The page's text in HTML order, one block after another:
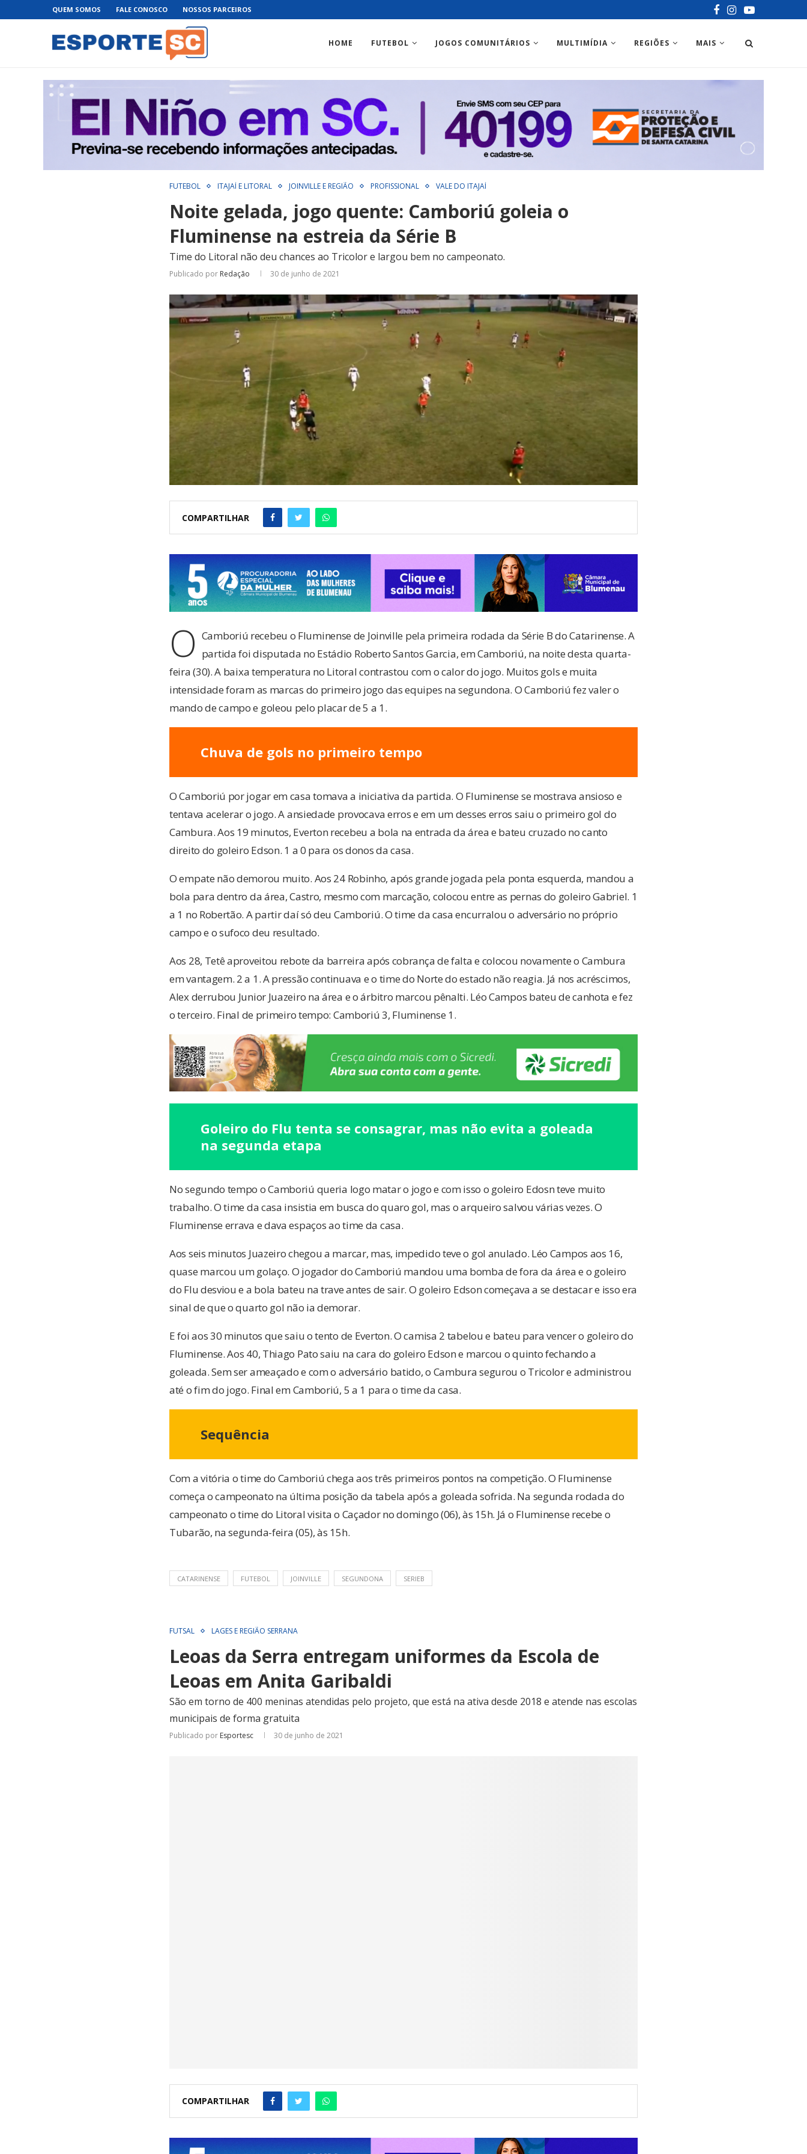
QUEM SOMOS FALE CONOSCO NOSSOS PARCEIROS
HOME FUTEBOL JOGOS COMUNITÁRIOS MULTIMÍDIA REGIÕES MAIS
FUTEBOL ITAJAÍ E LITORAL JOINVILLE E REGIÃO PROFISSIONAL VALE DO ITAJAÍ
Noite gelada, jogo quente: Camboriú goleia o
Fluminense na estreia da Série B
Time do Litoral não deu chances ao Tricolor e largou bem no campeonato.
Publicado por Redação 30 de junho de 2021
COMPARTILHAR
O Camboriú recebeu o Fluminense de Joinville pela primeira rodada da Série B do Catarinense. A
partida foi disputada no Estádio Roberto Santos Garcia, em Camboriú, na noite desta quarta-
feira (30). A baixa temperatura no Litoral contrastou com o calor do jogo. Muitos gols e muita
intensidade foram as marcas do primeiro jogo das equipes na segundona. O Camboriú fez valer o
mando de campo e goleou pelo placar de 5 a 1.
Chuva de gols no primeiro tempo
O Camboriú por jogar em casa tomava a iniciativa da partida. O Fluminense se mostrava ansioso e
tentava acelerar o jogo. A ansiedade provocava erros e em um desses erros saiu o primeiro gol do
Cambura. Aos 19 minutos, Everton recebeu a bola na entrada da área e bateu cruzado no canto
direito do goleiro Edson. 1 a 0 para os donos da casa.
O empate não demorou muito. Aos 24 Robinho, após grande jogada pela ponta esquerda, mandou a
bola para dentro da área, Castro, mesmo com marcação, colocou entre as pernas do goleiro Gabriel. 1
a 1 no Robertão. A partir daí só deu Camboriú. O time da casa encurralou o adversário no próprio
campo e o sufoco deu resultado.
Aos 28, Tetê aproveitou rebote da barreira após cobrança de falta e colocou novamente o Cambura
em vantagem. 2 a 1. A pressão continuava e o time do Norte do estado não reagia. Já nos acréscimos,
Alex derrubou Junior Juazeiro na área e o árbitro marcou pênalti. Léo Campos bateu de canhota e fez
o terceiro. Final de primeiro tempo: Camboriú 3, Fluminense 1.
Goleiro do Flu tenta se consagrar, mas não evita a goleada
na segunda etapa
No segundo tempo o Camboriú queria logo matar o jogo e com isso o goleiro Edosn teve muito
trabalho. O time da casa insistia em busca do quaro gol, mas o arqueiro salvou várias vezes. O
Fluminense errava e dava espaços ao time da casa.
Aos seis minutos Juazeiro chegou a marcar, mas, impedido teve o gol anulado. Léo Campos aos 16,
quase marcou um golaço. O jogador do Camboriú mandou uma bomba de fora da área e o goleiro
do Flu desviou e a bola bateu na trave antes de sair. O goleiro Edson começava a se destacar e isso era
sinal de que o quarto gol não ia demorar.
E foi aos 30 minutos que saiu o tento de Everton. O camisa 2 tabelou e bateu para vencer o goleiro do
Fluminense. Aos 40, Thiago Pato saiu na cara do goleiro Edson e marcou o quinto fechando a
goleada. Sem ser ameaçado e com o adversário batido, o Cambura segurou o Tricolor e administrou
até o fim do jogo. Final em Camboriú, 5 a 1 para o time da casa.
Sequência
Com a vitória o time do Camboriú chega aos três primeiros pontos na competição. O Fluminense
começa o campeonato na última posição da tabela após a goleada sofrida. Na segunda rodada do
campeonato o time do Litoral visita o Caçador no domingo (06), às 15h. Já o Fluminense recebe o
Tubarão, na segunda-feira (05), às 15h.
CATARINENSE FUTEBOL JOINVILLE SEGUNDONA SERIEB
FUTSAL LAGES E REGIÃO SERRANA
Leoas da Serra entregam uniformes da Escola de
Leoas em Anita Garibaldi
São em torno de 400 meninas atendidas pelo projeto, que está na ativa desde 2018 e atende nas escolas
municipais de forma gratuita
Publicado por Esportesc 30 de junho de 2021
COMPARTILHAR